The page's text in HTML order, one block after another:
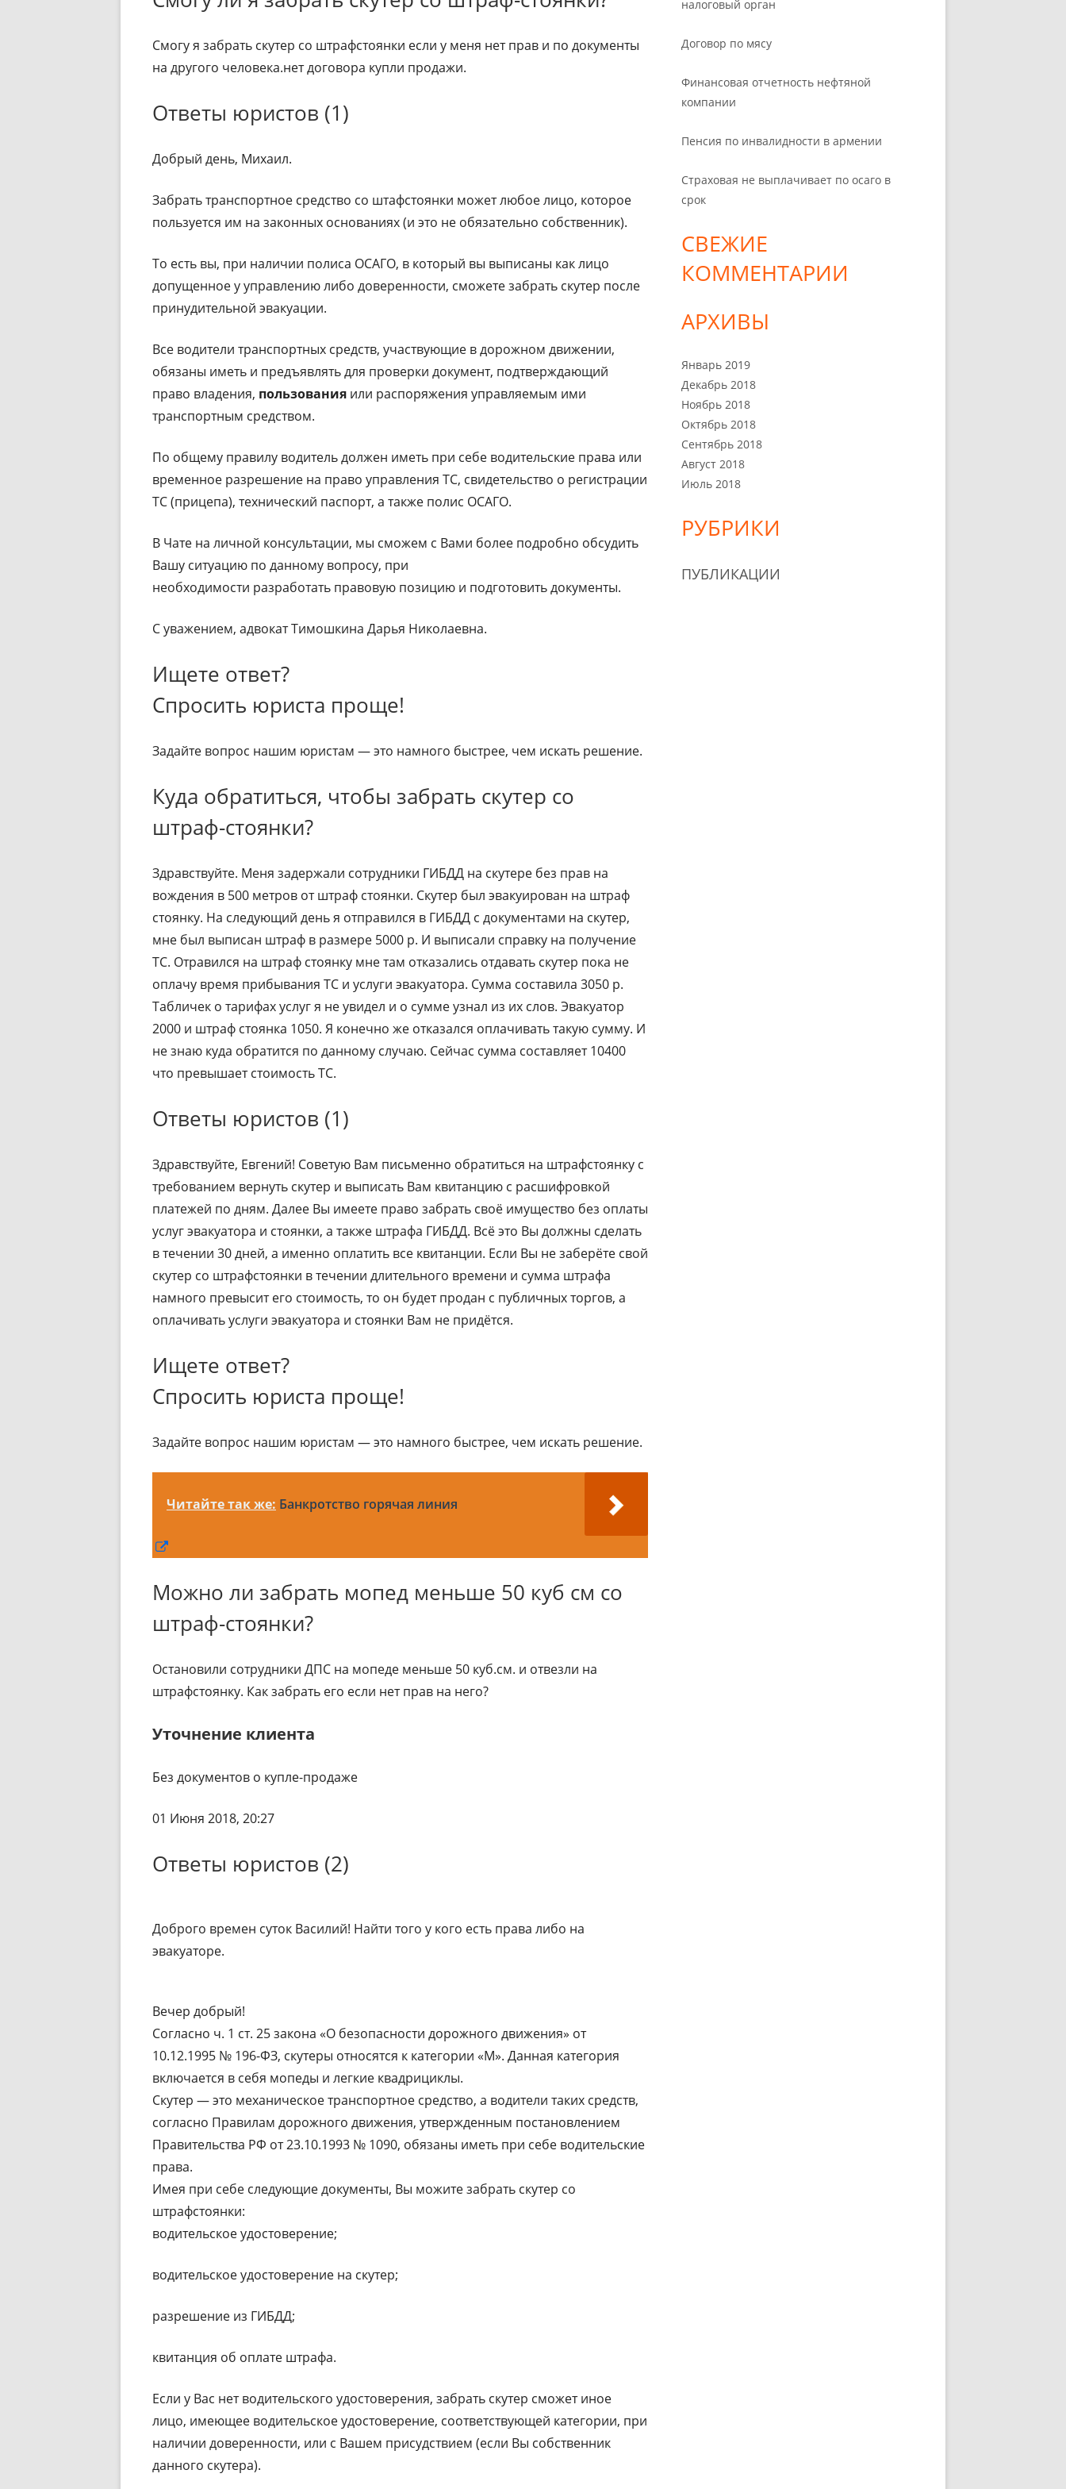
Смогу я забрать скутер со штрафстоянки если у меня нет прав и по документы
на другого человека.нет договора купли продажи.
Ответы юристов (1)
Добрый день, Михаил.
Забрать транспортное средство со штафстоянки может любое лицо, которое
пользуется им на законных основаниях (и это не обязательно собственник).
То есть вы, при наличии полиса ОСАГО, в который вы выписаны как лицо
допущенное у управлению либо доверенности, сможете забрать скутер после
принудительной эвакуации.
Все водители транспортных средств, участвующие в дорожном движении,
обязаны иметь и предъявлять для проверки документ, подтверждающий
право владения, пользования или распоряжения управляемым ими
транспортным средством.
По общему правилу водитель должен иметь при себе водительские права или
временное разрешение на право управления ТС, свидетельство о регистрации
ТС (прицепа), технический паспорт, а также полис ОСАГО.
В Чате на личной консультации, мы сможем с Вами более подробно обсудить
Вашу ситуацию по данному вопросу, при
необходимости разработать правовую позицию и подготовить документы.
С уважением, адвокат Тимошкина Дарья Николаевна.
Ищете ответ?
Спросить юриста проще!
Задайте вопрос нашим юристам — это намного быстрее, чем искать решение.
Куда обратиться, чтобы забрать скутер со
штраф-стоянки?
Здравствуйте. Меня задержали сотрудники ГИБДД на скутере без прав на
вождения в 500 метров от штраф стоянки. Скутер был эвакуирован на штраф
стоянку. На следующий день я отправился в ГИБДД с документами на скутер,
мне был выписан штраф в размере 5000 р. И выписали справку на получение
ТС. Отравился на штраф стоянку мне там отказались отдавать скутер пока не
оплачу время прибывания ТС и услуги эвакуатора. Сумма составила 3050 р.
Табличек о тарифах услуг я не увидел и о сумме узнал из их слов. Эвакуатор
2000 и штраф стоянка 1050. Я конечно же отказался оплачивать такую сумму. И
не знаю куда обратится по данному случаю. Сейчас сумма составляет 10400
что превышает стоимость ТС.
Ответы юристов (1)
Здравствуйте, Евгений! Советую Вам письменно обратиться на штрафстоянку с
требованием вернуть скутер и выписать Вам квитанцию с расшифровкой
платежей по дням. Далее Вы имеете право забрать своё имущество без оплаты
услуг эвакуатора и стоянки, а также штрафа ГИБДД. Всё это Вы должны сделать
в течении 30 дней, а именно оплатить все квитанции. Если Вы не заберёте свой
скутер со штрафстоянки в течении длительного времени и сумма штрафа
намного превысит его стоимость, то он будет продан с публичных торгов, а
оплачивать услуги эвакуатора и стоянки Вам не придётся.
Ищете ответ?
Спросить юриста проще!
Задайте вопрос нашим юристам — это намного быстрее, чем искать решение.
Читайте так же: Банкротство горячая линия
новом
Можно ли забрать мопед меньше 50 куб см со
штраф-стоянки?
Остановили сотрудники ДПС на мопеде меньше 50 куб.см. и отвезли на
штрафстоянку. Как забрать его если нет прав на него?
Уточнение клиента
Без документов о купле-продаже
01 Июня 2018, 20:27
Ответы юристов (2)
Доброго времен суток Василий! Найти того у кого есть права либо на
эвакуаторе.
Вечер добрый!
Согласно ч. 1 ст. 25 закона «О безопасности дорожного движения» от
10.12.1995 № 196-ФЗ, скутеры относятся к категории «М». Данная категория
включается в себя мопеды и легкие квадрициклы.
Скутер — это механическое транспортное средство, а водители таких средств,
согласно Правилам дорожного движения, утвержденным постановлением
Правительства РФ от 23.10.1993 № 1090, обязаны иметь при себе водительские
права.
Имея при себе следующие документы, Вы можите забрать скутер со
штрафстоянки:
водительское удостоверение;
водительское удостоверение на скутер;
разрешение из ГИБДД;
квитанция об оплате штрафа.
Если у Вас нет водительского удостоверения, забрать скутер сможет иное
лицо, имеющее водительское удостоверение, соответствующей категории, при
наличии доверенности, или с Вашем присудствием (если Вы собственник
данного скутера).
налоговый орган
Договор по мясу
Финансовая отчетность нефтяной
компании
Пенсия по инвалидности в армении
Страховая не выплачивает по осаго в
срок
СВЕЖИЕ
КОММЕНТАРИИ
АРХИВЫ
Январь 2019
Декабрь 2018
Ноябрь 2018
Октябрь 2018
Сентябрь 2018
Август 2018
Июль 2018
РУБРИКИ
ПУБЛИКАЦИИ